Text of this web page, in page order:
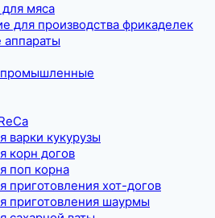
мяса
для производства фрикаделек
варки кукурузы
корн догов
поп корна
приготовления хот-догов
приготовления шаурмы